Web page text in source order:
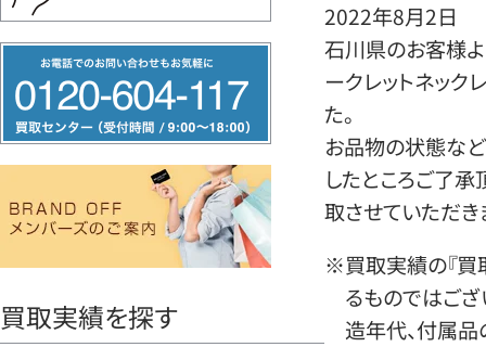
リ
ー
ヤ
買取実績を探す
2022年8月2日
石川県のお客様よ
ークレットネッ
た。
お品物の状態など
したところご了
取させていただき
※買取実績の『買
るものではござ
造年代、付属品